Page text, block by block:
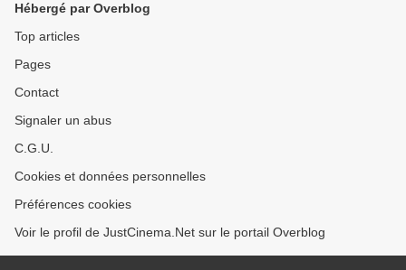
Hébergé par Overblog
Top articles
Pages
Contact
Signaler un abus
C.G.U.
Cookies et données personnelles
Préférences cookies
Voir le profil de JustCinema.Net sur le portail Overblog